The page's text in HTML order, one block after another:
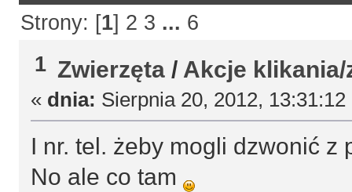
Strony: [1] 2 3 ... 6
1 Zwierzęta / Akcje
« dnia: Sierpnia 20, 2012,
I nr. tel. żeby mogli dzwonić
No ale co tam